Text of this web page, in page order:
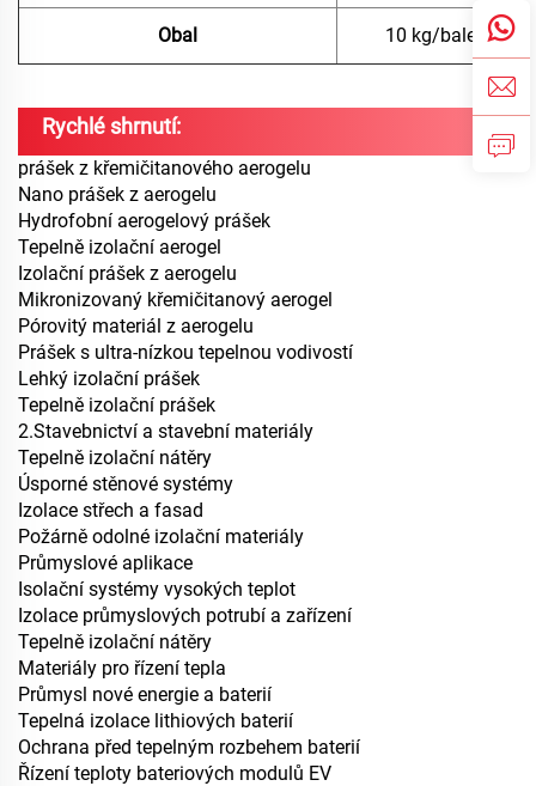
Obal 10 kg/balení, 25
Rychlé shrnutí:
prášek z křemičitanového aerogelu
Nano prášek z aerogelu
Hydrofobní aerogelový prášek
Tepelně izolační aerogel
Izolační prášek z aerogelu
Mikronizovaný křemičitanový aerogel
Pórovitý materiál z aerogelu
Prášek s ultra-nízkou tepelnou vodivostí
Lehký izolační prášek
Tepelně izolační prášek
2.Stavebnictví a stavební materiály
Tepelně izolační nátěry
Úsporné stěnové systémy
Izolace střech a fasad
Požárně odolné izolační materiály
Průmyslové aplikace
Isolační systémy vysokých teplot
Izolace průmyslových potrubí a zařízení
Tepelně izolační nátěry
Materiály pro řízení tepla
Průmysl nové energie a baterií
Tepelná izolace lithiových baterií
Ochrana před tepelným rozbehem baterií
Řízení teploty bateriových modulů EV